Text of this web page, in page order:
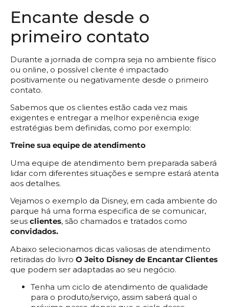
Encante desde o
primeiro contato
Durante a jornada de compra seja no ambiente físico
ou online, o possível cliente é impactado
positivamente ou negativamente desde o primeiro
contato.
Sabemos que os clientes estão cada vez mais
exigentes e entregar a melhor experiência exige
estratégias bem definidas, como por exemplo:
Treine sua equipe de atendimento
Uma equipe de atendimento bem preparada saberá
lidar com diferentes situações e sempre estará atenta
aos detalhes.
Vejamos o exemplo da Disney, em cada ambiente do
parque há uma forma especifica de se comunicar,
seus clientes, são chamados e tratados como
convidados.
Abaixo selecionamos dicas valiosas de atendimento
retiradas do livro O Jeito Disney de Encantar Clientes
que podem ser adaptadas ao seu negócio.
Tenha um ciclo de atendimento de qualidade
para o produto/serviço, assim saberá qual o